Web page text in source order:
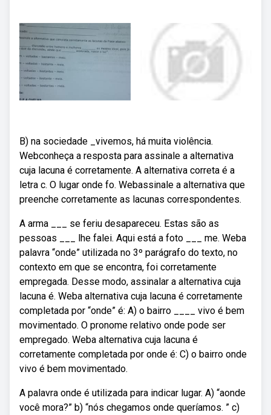
B) na sociedade _vivemos, há muita violência.
Webconheça a resposta para assinale a alternativa
cuja lacuna é corretamente. A alternativa correta é a
letra c. O lugar onde fo. Webassinale a alternativa que
preenche corretamente as lacunas correspondentes.
A arma ___ se feriu desapareceu. Estas são as
pessoas ___ lhe falei. Aqui está a foto ___ me. Weba
palavra “onde” utilizada no 3º parágrafo do texto, no
contexto em que se encontra, foi corretamente
empregada. Desse modo, assinalar a alternativa cuja
lacuna é. Weba alternativa cuja lacuna é corretamente
completada por “onde” é: A) o bairro ____ vivo é bem
movimentado. O pronome relativo onde pode ser
empregado. Weba alternativa cuja lacuna é
corretamente completada por onde é: C) o bairro onde
vivo é bem movimentado.
A palavra onde é utilizada para indicar lugar. A) “aonde
você mora?” b) “nós chegamos onde queríamos. ” c)